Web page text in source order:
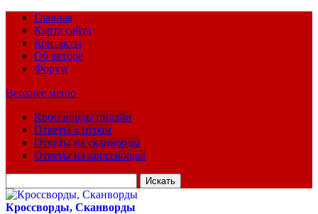
Главная
Карта сайта
Контакты
Об авторе
Форум
Верхнее меню
Кроссворды онлайн
Ответы к играм
Ответы на сканворды
Ответы на кроссворды
для:
Кроссворды, Сканворды